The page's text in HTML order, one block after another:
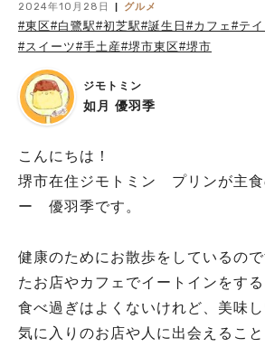
2024年10月28日 グルメ
#東区#白鷺駅#初芝駅#誕生日 #カフェ #テ
#スイーツ#手土産#堺市東区#堺市
ジモトミン
如月 優羽季
こんにちは！
堺市在住ジモトミン プリンが主食
ー 優羽季です。
健康のためにお散歩をしているの
たお店やカフェでイートインをする
食べ過ぎはよくないけれど、美味
気に入りのお店や人に出会えるこ